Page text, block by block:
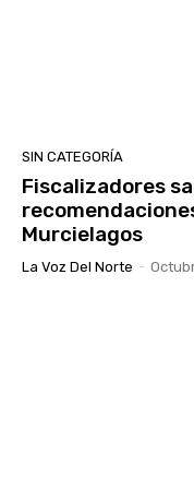
SIN CATEGORÍA
Fiscalizadores
Murcielagos
La Voz Del Norte -